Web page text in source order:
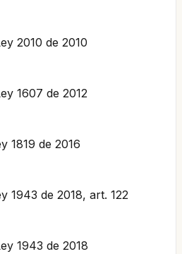
2010 de 2010
1607 de 2012
1819 de 2016
1943 de 2018, art. 122
1943 de 2018